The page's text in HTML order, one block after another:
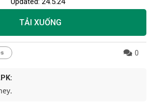
TẢI XUỐNG
0